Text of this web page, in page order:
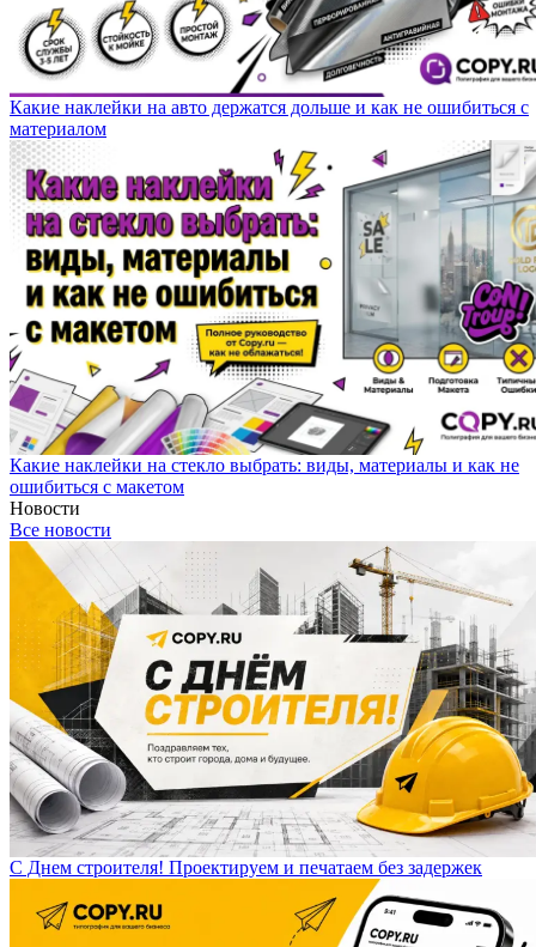
Какие наклейки на авто держатся дольше и как не ошибиться с
материалом
Какие наклейки на стекло выбрать: виды, материалы и как не
ошибиться с макетом
Новости
Все новости
С Днем строителя! Проектируем и печатаем без задержек